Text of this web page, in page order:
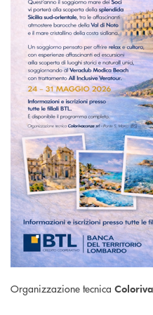
Organizzazione tecnica